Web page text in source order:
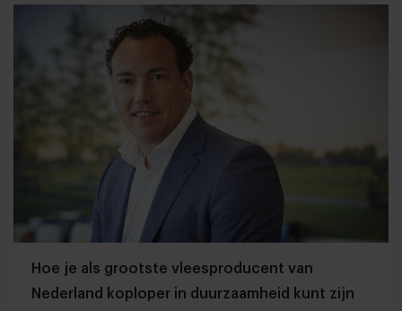
Hoe je als grootste vleesproducent van
Nederland koploper in duurzaamheid kunt zijn